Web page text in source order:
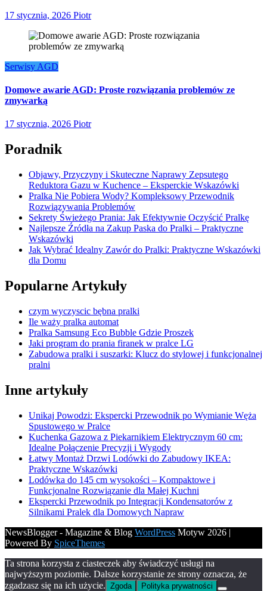
17 stycznia, 2026 Piotr
Serwisy AGD
Domowe awarie AGD: Proste rozwiązania problemów ze
zmywarką
17 stycznia, 2026 Piotr
Poradnik
Objawy, Przyczyny i Skuteczne Naprawy Zepsutego
Reduktora Gazu w Kuchence – Eksperckie Wskazówki
Pralka Nie Pobiera Wody? Kompleksowy Przewodnik
Rozwiązywania Problemów
Sekrety Świeżego Prania: Jak Efektywnie Oczyścić Pralkę
Najlepsze Źródła na Zakup Paska do Pralki – Praktyczne
Wskazówki
Jak Wybrać Idealny Zawór do Pralki: Praktyczne Wskazówki
dla Domu
Popularne Artykuły
czym wyczyscic bębna pralki
Ile waży pralka automat
Pralka Samsung Eco Bubble Gdzie Proszek
Jaki program do prania firanek w pralce LG
Zabudowa pralki i suszarki: Klucz do stylowej i funkcjonalnej
pralni
Inne artykuły
Unikaj Powodzi: Ekspercki Przewodnik po Wymianie Węża
Spustowego w Pralce
Kuchenka Gazowa z Piekarnikiem Elektrycznym 60 cm:
Idealne Połączenie Precyzji i Wygody
Łatwy Montaż Drzwi Lodówki do Zabudowy IKEA:
Praktyczne Wskazówki
Lodówka do 145 cm wysokości – Kompaktowe i
Funkcjonalne Rozwiązanie dla Małej Kuchni
Ekspercki Przewodnik po Integracji Kondensatorów z
Silnikami Pralek dla Domowych Napraw
NewsBlogger - Magazine & Blog WordPress Motyw 2026 |
Powered By SpiceThemes
Ta strona korzysta z ciasteczek aby świadczyć usługi na
najwyższym poziomie. Dalsze korzystanie ze strony oznacza, że
zgadzasz się na ich użycie. Zgoda Polityka prywatności